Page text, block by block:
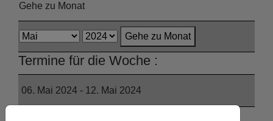
Gehe zu Monat
Gehe zu Monat
Termine für die Woche :
06. Mai 2024 - 12. Mai 2024